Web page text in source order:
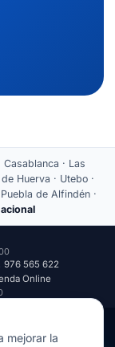
· Las
Huerva · Utebo ·
de Alfindén ·
976 565 622
Online
Zaragoza
mejorar la